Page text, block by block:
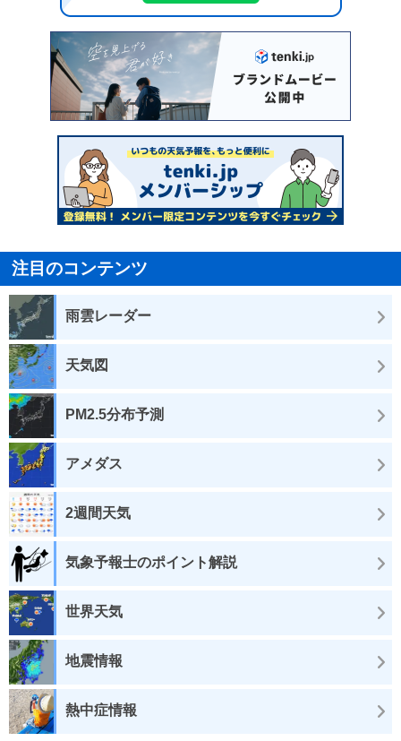
注目のコンテンツ
雨雲レーダー
天気図
PM2.5分布予測
アメダス
2週間天気
気象予報士のポイント解説
世界天気
地震情報
熱中症情報